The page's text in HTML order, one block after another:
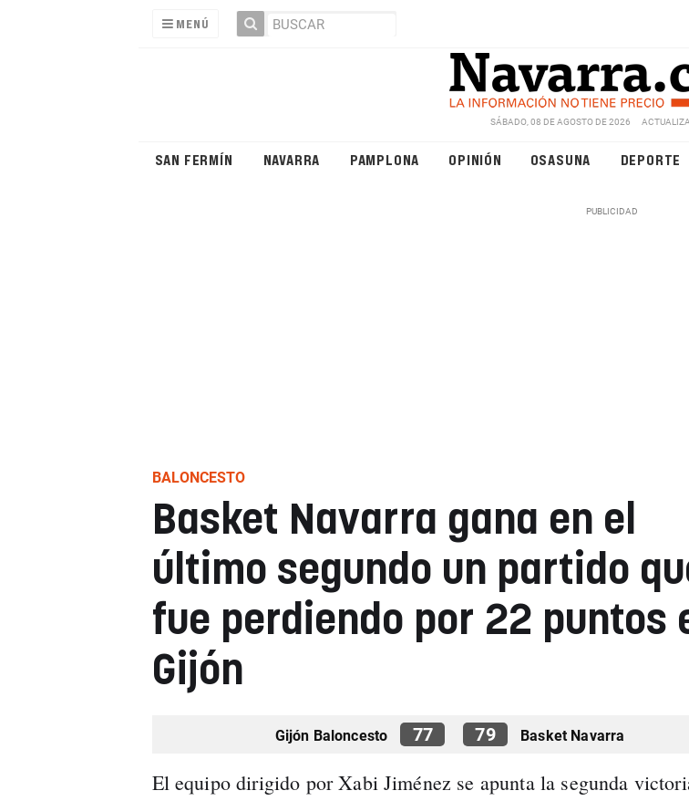
MENÚ
SÁBADO, 08 DE AGOSTO DE 2026
SAN FERMÍN NAVARRA PAMPLONA OPINIÓN OSASUNA DEPORTE
BALONCESTO
Basket Navarra gana en el
último segundo un partido
fue perdiendo por 22 puntos
Gijón
Gijón Baloncesto 77 79 Basket Navarra
El equipo dirigido por Xabi Jiménez se apunta la segunda